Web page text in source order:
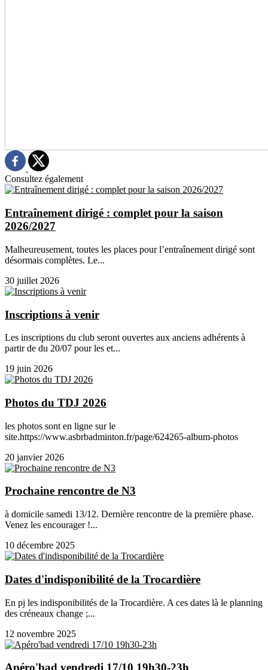
Consultez également
Entraînement dirigé : complet pour la saison
2026/2027
Malheureusement, toutes les places pour l’entraînement dirigé sont
désormais complètes. Le...
30 juillet 2026
Inscriptions à venir
Les inscriptions du club seront ouvertes aux anciens adhérents à
partir de du 20/07 pour les et...
19 juin 2026
Photos du TDJ 2026
les photos sont en ligne sur le
site.https://www.asbrbadminton.fr/page/624265-album-photos
20 janvier 2026
Prochaine rencontre de N3
à domicile samedi 13/12. Dernière rencontre de la première phase.
Venez les encourager !...
10 décembre 2025
Dates d'indisponibilité de la Trocardière
En pj les indisponibilités de la Trocardière. A ces dates là le planning
des créneaux change ;...
12 novembre 2025